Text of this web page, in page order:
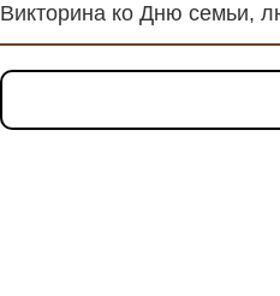
Викторина ко Дню семьи,